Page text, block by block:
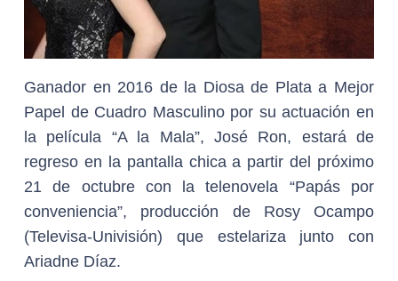
Ganador en 2016 de la Diosa de Plata a Mejor
Papel de Cuadro Masculino por su actuación en
la película “A la Mala”, José Ron, estará de
regreso en la pantalla chica a partir del próximo
21 de octubre con la telenovela “Papás por
conveniencia”, producción de Rosy Ocampo
(Televisa-Univisión) que estelariza junto con
Ariadne Díaz.